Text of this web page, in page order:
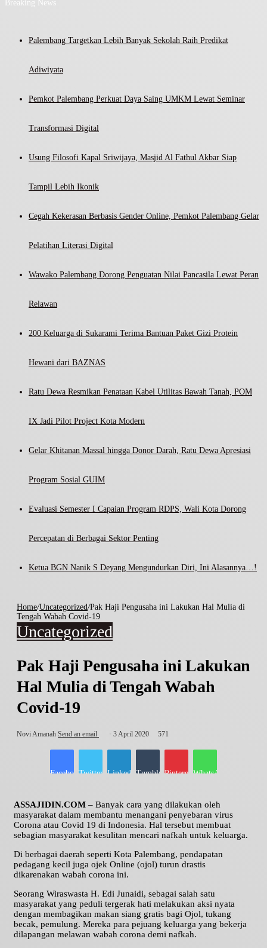
Breaking News
Palembang Targetkan Lebih Banyak Sekolah Raih Predikat
Adiwiyata
Pemkot Palembang Perkuat Daya Saing UMKM Lewat Seminar
Transformasi Digital
Usung Filosofi Kapal Sriwijaya, Masjid Al Fathul Akbar Siap
Tampil Lebih Ikonik
Cegah Kekerasan Berbasis Gender Online, Pemkot Palembang Gelar
Pelatihan Literasi Digital
Wawako Palembang Dorong Penguatan Nilai Pancasila Lewat Peran
Relawan
200 Keluarga di Sukarami Terima Bantuan Paket Gizi Protein
Hewani dari BAZNAS
Ratu Dewa Resmikan Penataan Kabel Utilitas Bawah Tanah, POM
IX Jadi Pilot Project Kota Modern
Gelar Khitanan Massal hingga Donor Darah, Ratu Dewa Apresiasi
Program Sosial GUIM
Evaluasi Semester I Capaian Program RDPS, Wali Kota Dorong
Percepatan di Berbagai Sektor Penting
Ketua BGN Nanik S Deyang Mengundurkan Diri, Ini Alasannya…!
Home/Uncategorized/Pak Haji Pengusaha ini Lakukan Hal Mulia di
Tengah Wabah Covid-19
Uncategorized
Pak Haji Pengusaha ini Lakukan
Hal Mulia di Tengah Wabah
Covid-19
Novi Amanah Send an email 3 April 2020 571
FacebookTwitter LinkedInTumblr PinterestWhatsApp
ASSAJIDIN.COM – Banyak cara yang dilakukan oleh
masyarakat dalam membantu menangani penyebaran virus
Corona atau Covid 19 di Indonesia. Hal tersebut membuat
sebagian masyarakat kesulitan mencari nafkah untuk keluarga.
Di berbagai daerah seperti Kota Palembang, pendapatan
pedagang kecil juga ojek Online (ojol) turun drastis
dikarenakan wabah corona ini.
Seorang Wiraswasta H. Edi Junaidi, sebagai salah satu
masyarakat yang peduli tergerak hati melakukan aksi nyata
dengan membagikan makan siang gratis bagi Ojol, tukang
becak, pemulung. Mereka para pejuang keluarga yang bekerja
dilapangan melawan wabah corona demi nafkah.